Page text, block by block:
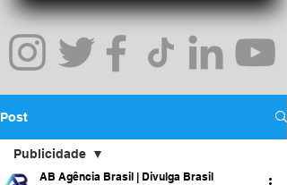
Post
Publicidade
AB Agência Brasil | Divulga Brasil